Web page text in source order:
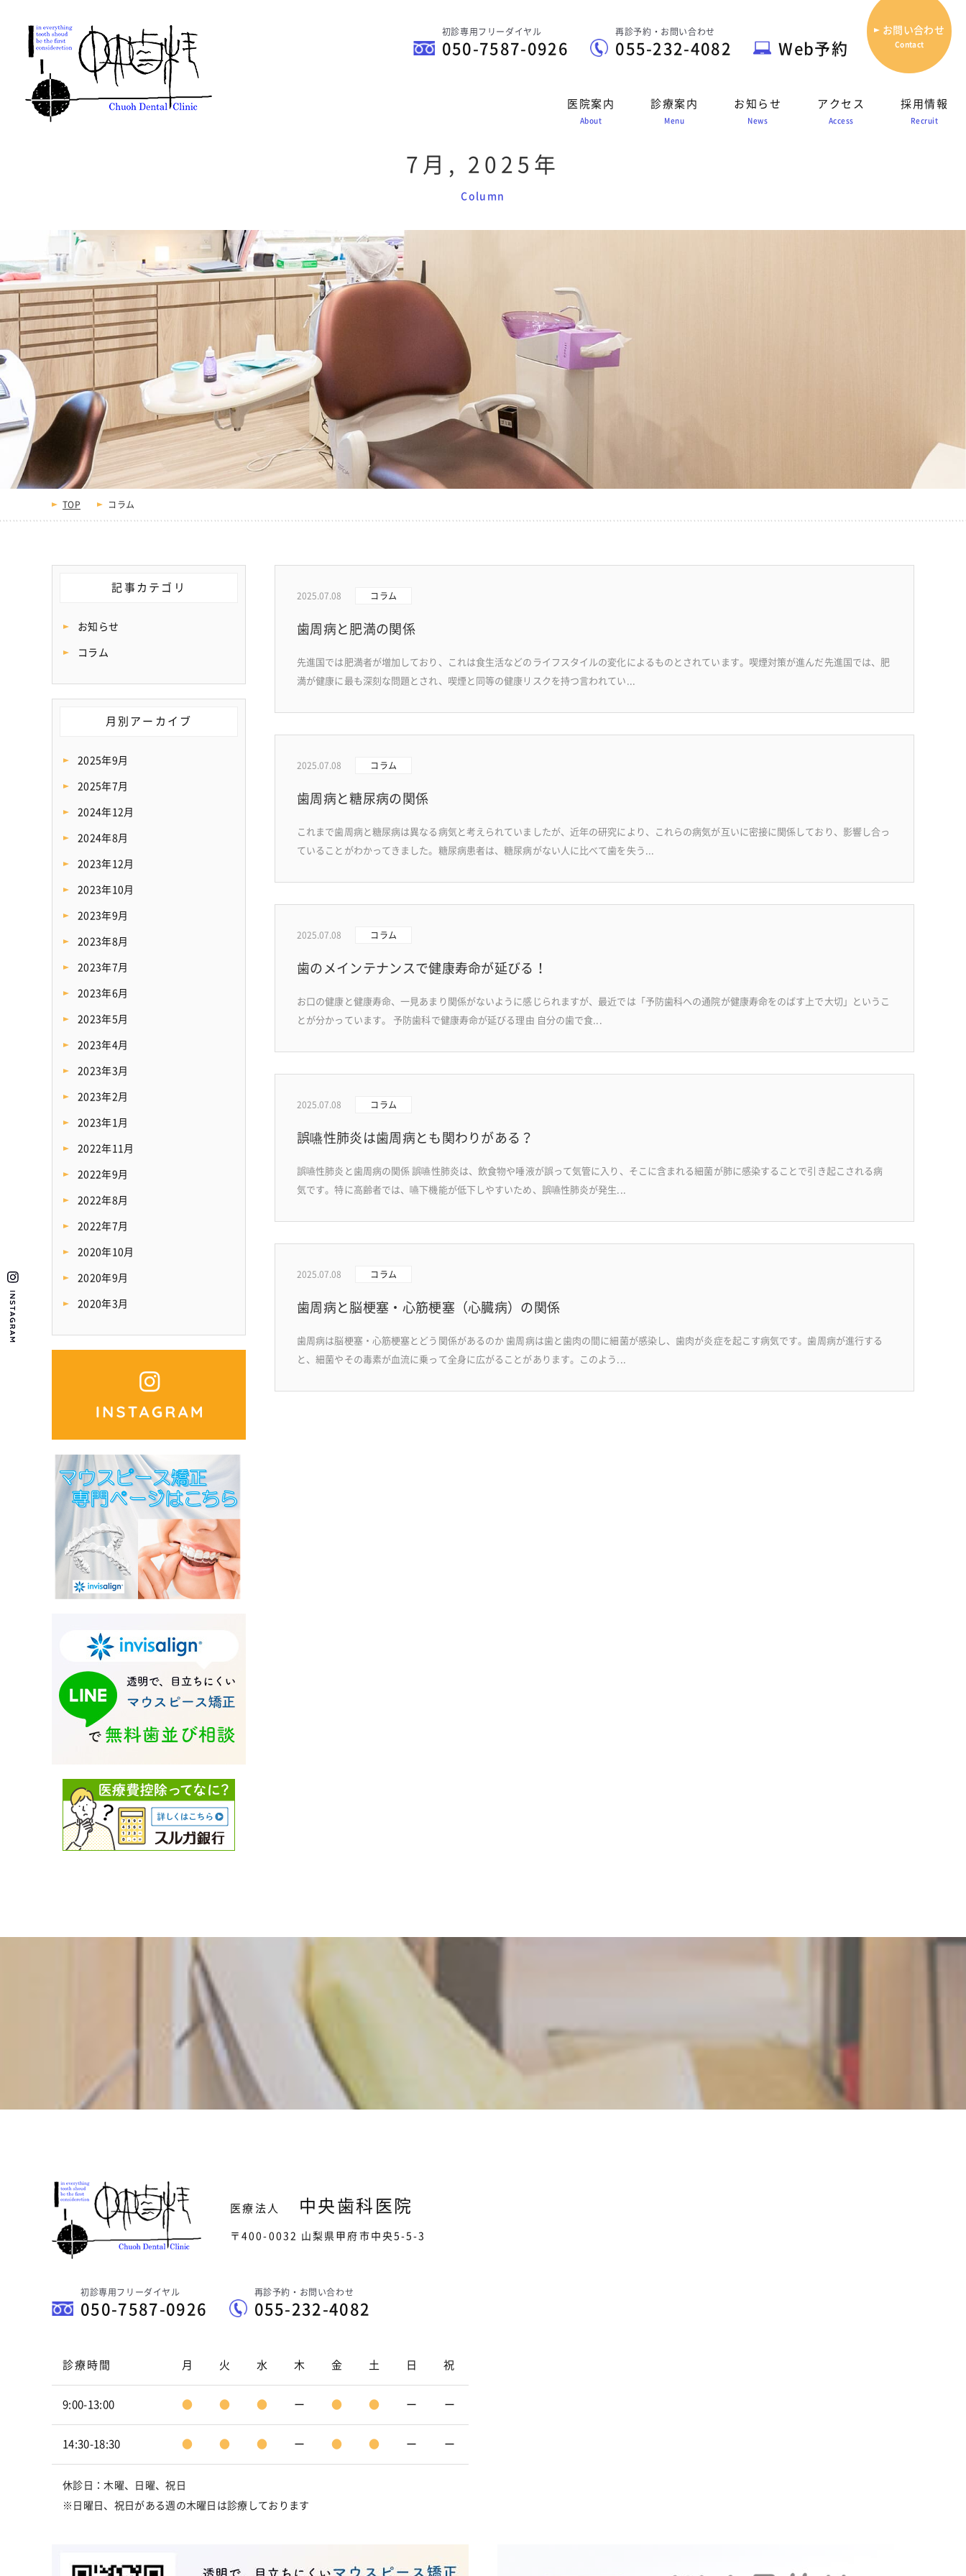
初診専用フリーダイヤル
050-7587-0926
再診予約・お問い合わせ
055-232-4082 Web予約
お問い合わせ
Contact
医院案内
About
診療案内
Menu
お知らせ
News
アクセス
Access
採用情報
Recruit
7月, 2025年
Column
TOP コラム
2025.07.08 コラム
歯周病と肥満の関係
先進国では肥満者が増加しており、これは食生活などのライフスタイルの変化によるものとされています。喫煙対策が進んだ先進国では、肥
満が健康に最も深刻な問題とされ、喫煙と同等の健康リスクを持つ言われてい...
2025.07.08 コラム
歯周病と糖尿病の関係
これまで歯周病と糖尿病は異なる病気と考えられていましたが、近年の研究により、これらの病気が互いに密接に関係しており、影響し合っ
ていることがわかってきました。糖尿病患者は、糖尿病がない人に比べて歯を失う...
2025.07.08 コラム
歯のメインテナンスで健康寿命が延びる！
お口の健康と健康寿命、一見あまり関係がないように感じられますが、最近では「予防歯科への通院が健康寿命をのばす上で大切」というこ
とが分かっています。 予防歯科で健康寿命が延びる理由 自分の歯で食...
2025.07.08 コラム
誤嚥性肺炎は歯周病とも関わりがある？
誤嚥性肺炎と歯周病の関係 誤嚥性肺炎は、飲食物や唾液が誤って気管に入り、そこに含まれる細菌が肺に感染することで引き起こされる病
気です。特に高齢者では、嚥下機能が低下しやすいため、誤嚥性肺炎が発生...
2025.07.08 コラム
歯周病と脳梗塞・心筋梗塞（心臓病）の関係
歯周病は脳梗塞・心筋梗塞とどう関係があるのか 歯周病は歯と歯肉の間に細菌が感染し、歯肉が炎症を起こす病気です。歯周病が進行する
と、細菌やその毒素が血流に乗って全身に広がることがあります。このよう...
記事カテゴリ
お知らせ
コラム
月別アーカイブ
2025年9月
2025年7月
2024年12月
2024年8月
2023年12月
2023年10月
2023年9月
2023年8月
2023年7月
2023年6月
2023年5月
2023年4月
2023年3月
2023年2月
2023年1月
2022年11月
2022年9月
2022年8月
2022年7月
2020年10月
2020年9月
2020年3月
医療法人 中央歯科医院
〒400-0032 山梨県甲府市中央5-5-3
初診専用フリーダイヤル
050-7587-0926
再診予約・お問い合わせ
055-232-4082
診療時間 月 火 水 木 金 土 日 祝
9:00-13:00 ● ● ● ー ● ● ー ー
14:30-18:30 ● ● ● ー ● ● ー ー
休診日：木曜、日曜、祝日
※日曜日、祝日がある週の木曜日は診療しております